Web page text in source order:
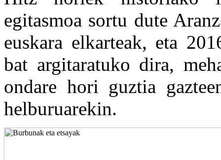
egitasmoa sortu dute
euskara elkarteak, eta
bat argitaratuko dira,
ondare hori guztia
helburuarekin.